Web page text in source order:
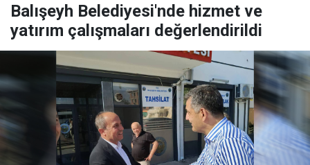
Balışeyh Belediyesi'nde hizmet ve
yatırım çalışmaları değerlendirildi